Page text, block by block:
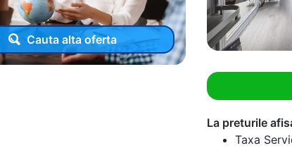
Cauta alta oferta
La preturile
Taxa